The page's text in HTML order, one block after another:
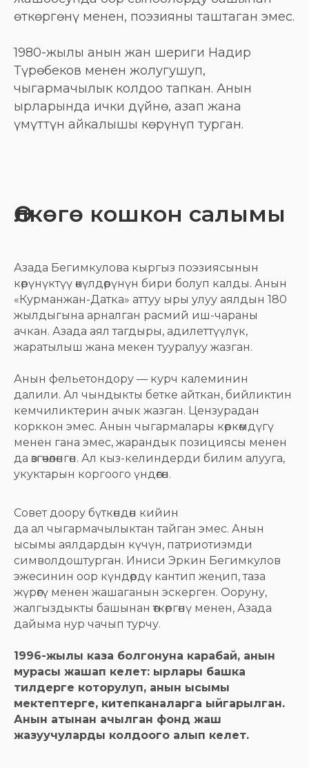
өткөргөнү менен, поэзияны таштаган эмес.
1980-жылы анын жан шериги Надир
Түрөбеков менен жолугушуп,
чыгармачылык колдоо тапкан. Анын
ырларында ички дүйнө, азап жана
үмүттүн айкалышы көрүнүп турган.
Өлкөгө кошкон салымы
Азада Бегимкулова кыргыз поэзиясынын
көрүнүктүү өкүлдөрүнүн бири болуп калды. Анын
«Курманжан-Датка» аттуу ыры улуу аялдын 180
жылдыгына арналган расмий иш-чараны
ачкан. Азада аял тагдыры, адилеттүүлүк,
жаратылыш жана мекен тууралуу жазган.
Анын фельетондору — курч калеминин
далили. Ал чындыкты бетке айткан, бийликтин
кемчиликтерин ачык жазган. Цензурадан
корккон эмес. Анын чыгармалары көркөмдүгү
менен гана эмес, жарандык позициясы менен
да өзгөчөлөнгөн. Ал кыз-келиндерди билим алууга,
укуктарын коргоого үндөгөн.
Совет доору бүткөндөн кийин
да ал чыгармачылыктан тайган эмес. Анын
ысымы аялдардын күчүн, патриотизмди
символдоштурган. Иниси Эркин Бегимкулов
эжесинин оор күндөрдү кантип жеңип, таза
жүрөгү менен жашаганын эскерген. Ооруну,
жалгыздыкты башынан өткөргөнү менен, Азада
дайыма нур чачып турчу.
1996-жылы каза болгонуна карабай, анын
мурасы жашап келет: ырлары башка
тилдерге которулуп, анын ысымы
мектептерге, китепканаларга ыйгарылган.
Анын атынан ачылган фонд жаш
жазуучуларды колдоого алып келет.